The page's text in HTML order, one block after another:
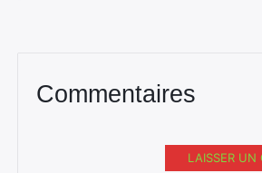
Commentaires
LAISSER UN